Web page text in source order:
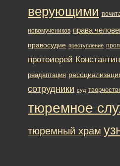
верующими
новомучеников права
правосудие преступление
протоиерей
реадаптация
сотрудники суд
тюремное
тюремный храм